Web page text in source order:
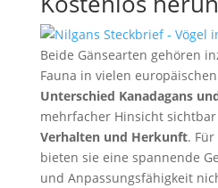
Beide Gänsearten gehören
Fauna in vielen
Unterschied Kanadagans
mehrfacher Hinsicht sichtbar
Verhalten und Herkunft. Für
bieten sie eine spannende
und Anpassungsfähigkeit